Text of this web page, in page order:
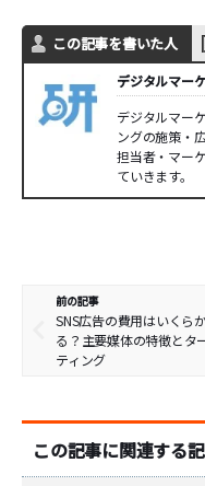
この記事を書いた人
デジタルマー
デジタルマー
ングの施策・
担当者・マー
ていきます。
前の記事
SNS広告の費用はいくら
る？主要媒体の特徴とタ
ティング
この記事に関連する